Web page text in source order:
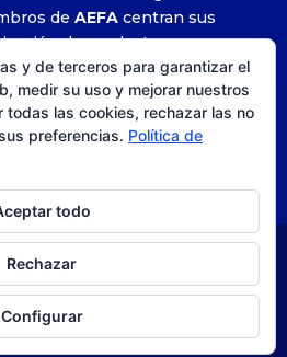
de AEFAcentran sus
de productos que
rendimientos con la
y precisa de sus formulados.
|Posicionamiento SEO|
y diseño. |
|Política de cookies
y de terceros para garantizar el
medir su uso y mejorar nuestros
todas las cookies, rechazar las no
preferencias. Política de
todo
Rechazar
Configurar